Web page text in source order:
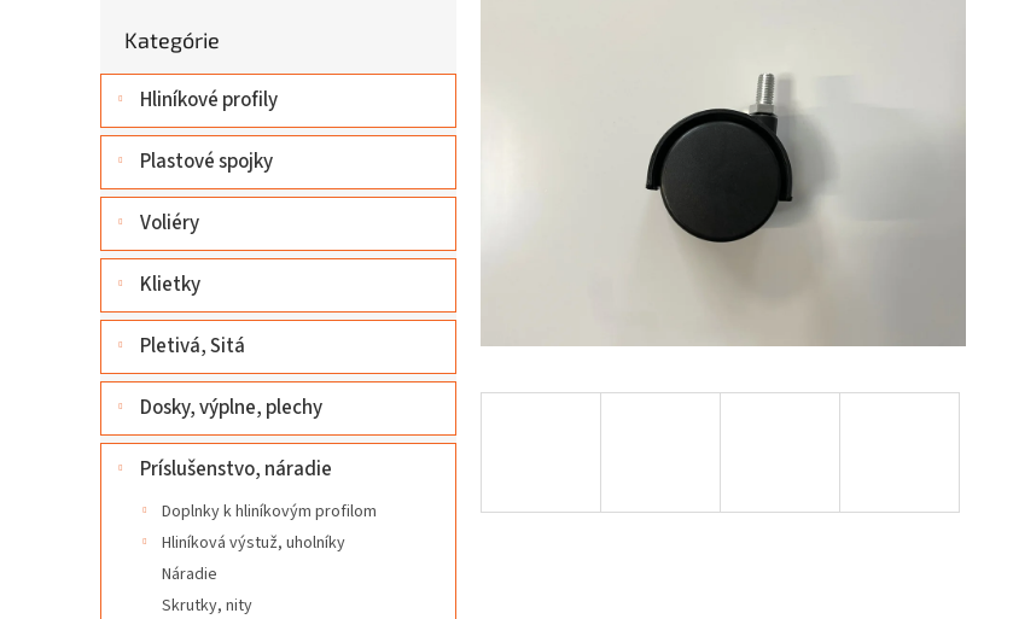
ý
a
e
kategórie
Kategórie
Hliníkové profily
Plastové spojky
Voliéry
Klietky
Pletivá, Sitá
Dosky, výplne, plechy
Príslušenstvo, náradie
Doplnky k hliníkovým profilom
Hliníková výstuž, uholníky
Náradie
Skrutky, nity